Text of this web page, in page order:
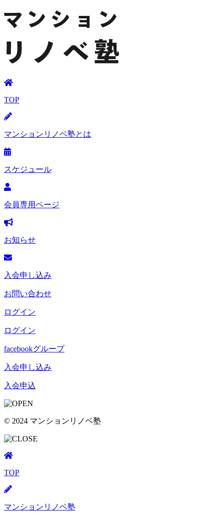
TOP
マンションリノベ塾とは
スケジュール
会員専用ページ
お知らせ
入会申し込み
お問い合わせ
ログイン
ログイン
facebookグループ
入会申し込み
入会申込
© 2024 マンションリノベ塾
TOP
マンションリノベ塾